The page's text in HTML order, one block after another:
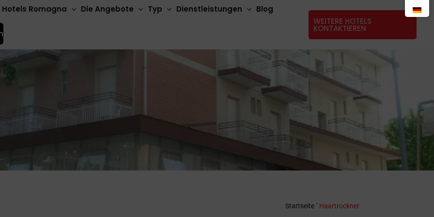
Hotels Romagna Die Angebote Typ Dienstleistungen Blog
WEITERE HOTELS
KONTAKTIEREN
Startseite " Haartrockner